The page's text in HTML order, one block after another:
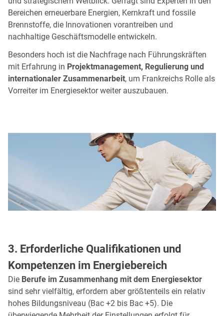
Bereichen erneuerbare Energien, Kernkraft und fossile
Brennstoffe, die Innovationen vorantreiben und
nachhaltige Geschäftsmodelle entwickeln.
Besonders hoch ist die Nachfrage nach Führungskräften
mit Erfahrung in Projektmanagement, Regulierung und
internationaler Zusammenarbeit, um Frankreichs Rolle als
Vorreiter im Energiesektor weiter auszubauen.
3. Erforderliche Qualifikationen und
Kompetenzen im Energiebereich
Die Berufe im Zusammenhang mit dem Energiesektor
sind sehr vielfältig, erfordern aber größtenteils ein relativ
hohes Bildungsniveau (Bac +2 bis Bac +5). Die